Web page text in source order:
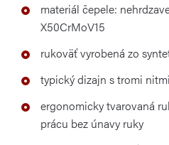
materiál čepele:
X50CrMoV15
rukoväť vyrobená zo
typický dizajn s tromi nitmi
ergonomicky tvarovaná
prácu bez únavy ruky